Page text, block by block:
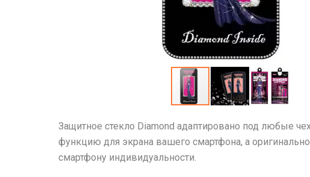
Защитное стекло Diamond адаптировано под любые
функцию для экрана вашего смартфона, а
смартфону индивидуальности.